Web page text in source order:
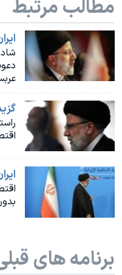
نرگس محمدی برنده جایزه
همایش محافظه‌کاران
صفحه‌های ویژه
مطالب مرتبط
برنامه های